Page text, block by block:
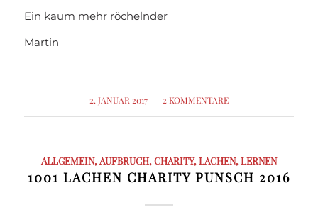
Ein kaum mehr röchelnder
Martin
2. JANUAR 2017
/ 2 KOMMENTARE
ALLGEMEIN, AUFBRUCH, CHARITY, LACHEN, LERNEN
1001 LACHEN CHARITY PUNSCH 2016